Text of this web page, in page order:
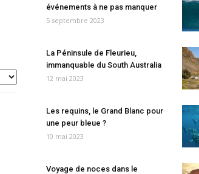
événements à ne pas manquer
5 septembre 2023
La Péninsule de Fleurieu,
immanquable du South Australia
12 mai 2023
Les requins, le Grand Blanc pour
une peur bleue ?
10 mai 2023
Voyage de noces dans le